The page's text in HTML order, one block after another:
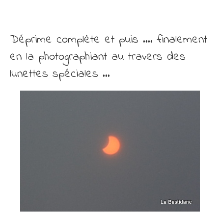
Déprime complète et puis …. finalement
en la photographiant au travers des
lunettes spéciales …